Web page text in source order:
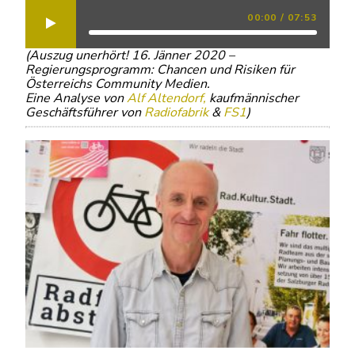
00:00 / 07:53
(Auszug unerhört! 16. Jänner 2020 –
Regierungsprogramm: Chancen und Risiken für
Österreichs Community Medien.
Eine Analyse vonAlf Altendorf, kaufmännischer
Geschäftsführer vonRadiofabrik&FS1)